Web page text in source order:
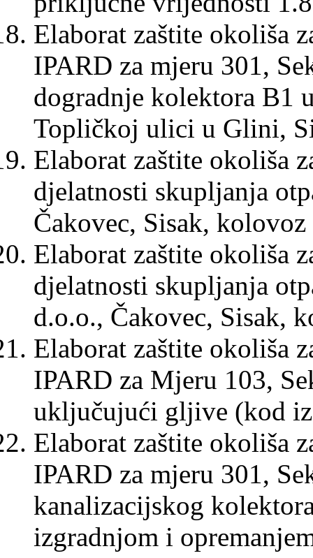
Elaborat zaštite okoliša
IPARD za mjeru 301,
dogradnje kolektora B1
Topličkoj ulici u Glini,
Elaborat zaštite okoliša
djelatnosti skupljanja
Čakovec, Sisak, kolovoz
Elaborat zaštite okoliša
djelatnosti skupljanja
d.o.o., Čakovec, Sisak,
Elaborat zaštite okoliša
IPARD za Mjeru 103,
uključujući gljive (kod
Elaborat zaštite okoliša
IPARD za mjeru 301,
kanalizacijskog
izgradnjom i